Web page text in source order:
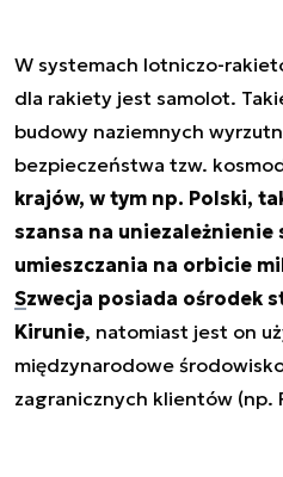
W systemach lotniczo-
dla rakiety jest samolot.
budowy naziemnych
bezpieczeństwa tzw.
krajów, w tym np. Polski,
szansa na uniezależnienie
umieszczania na orbicie
Szwecja posiada ośrodek
Kirunie, natomiast jest on
międzynarodowe
zagranicznych klientów (np.